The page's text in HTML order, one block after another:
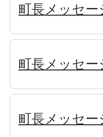
町長メッセー
町長メッセー
町長メッセー